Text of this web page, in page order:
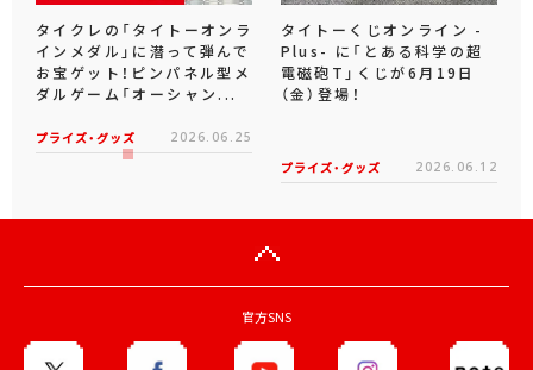
タイクレの「タイトーオンラ
インメダル」に潜って弾んで
お宝ゲット！ピンパネル型メ
ダルゲーム「オーシャン...
プライズ・グッズ 2026.06.25
タイトーくじオンライン -
Plus- に「とある科学の超
電磁砲T」くじが6月19日
（金）登場！
プライズ・グッズ 2026.06.12
官方SNS